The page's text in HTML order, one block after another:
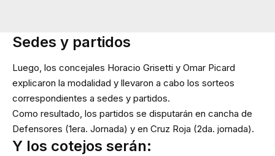
Sedes y partidos
Luego, los concejales Horacio Grisetti y Omar Picard
explicaron la modalidad y llevaron a cabo los sorteos
correspondientes a sedes y partidos.
Como resultado, los partidos se disputarán en cancha de
Defensores (1era. Jornada) y en Cruz Roja (2da. jornada).
Y los cotejos serán: